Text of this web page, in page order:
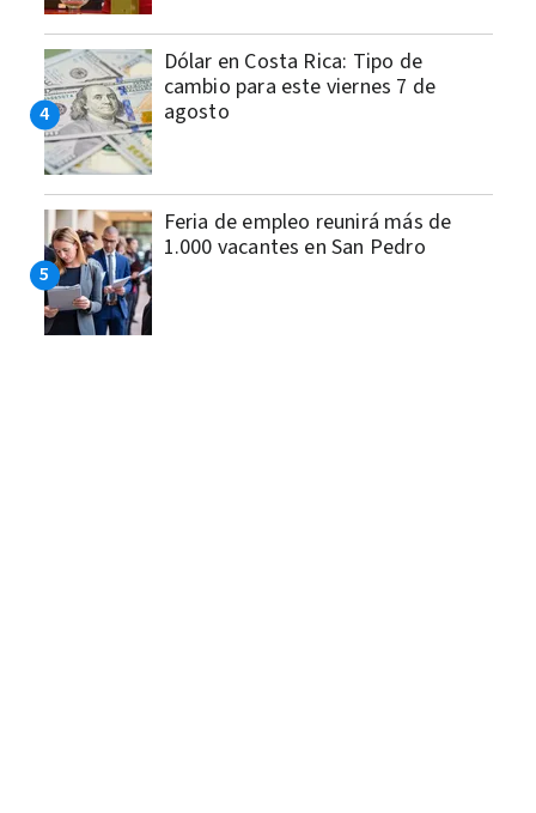
Dólar en Costa Rica: Tipo de
cambio para este viernes 7 de
agosto
Feria de empleo reunirá más de
1.000 vacantes en San Pedro